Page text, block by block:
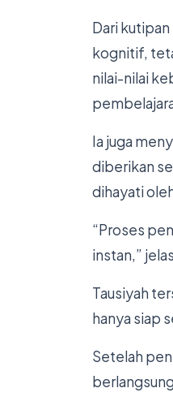
Dari
kognitif,
nilai-nilai
Ia juga
diberikan
dihayati
“Proses
instan,”
Tausiyah
hanya siap
Setelah